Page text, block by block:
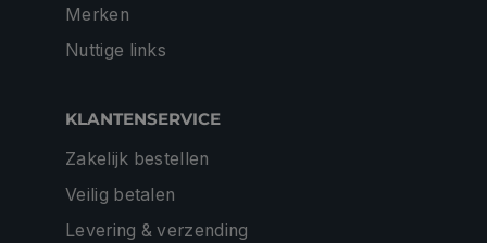
Merken
Nuttige links
KLANTENSERVICE
Zakelijk bestellen
Veilig betalen
Levering & verzending